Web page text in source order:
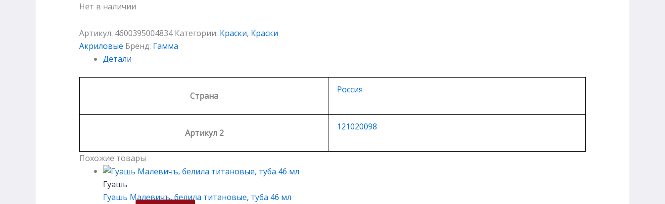
Нет в наличии
Артикул: 4600395004834 Категории: Краски, Краски
Акриловые Бренд: Гамма
Детали
Страна
Россия
Артикул 2
121020098
Похожие товары
Гуашь
Гуашь Малевичъ, белила титановые, туба 46 мл